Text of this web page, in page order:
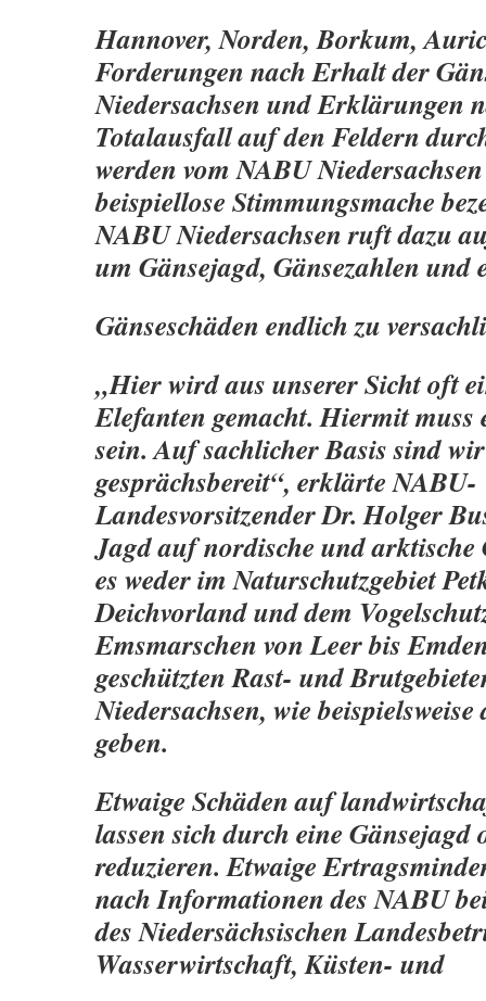
Hannover, Norden, Borkum,
Forderungen nach Erhalt der
Niedersachsen und Erklärungen
Totalausfall auf den Feldern
werden vom NABU
beispiellose Stimmungsmache
NABU Niedersachsen ruft dazu
um Gänsejagd, Gänsezahlen und
Gänseschäden endlich zu
„Hier wird aus unserer Sicht oft
Elefanten gemacht. Hiermit muss
sein. Auf sachlicher Basis sind
gesprächsbereit“, erklärte NABU-
Landesvorsitzender Dr. Holger
Jagd auf nordische und arktische
es weder im Naturschutzgebiet
Deichvorland und dem
Emsmarschen von Leer bis
geschützten Rast- und
Niedersachsen, wie
geben.
Etwaige Schäden auf
lassen sich durch eine
reduzieren. Etwaige
nach Informationen des NABU
des Niedersächsischen
Wasserwirtschaft, Küsten- und